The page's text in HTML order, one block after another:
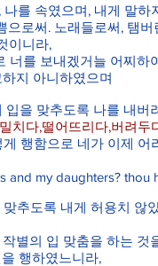
를 속였으며, 내게 말하
으로써. 노래들로써, 탬버
이니라,
너를 보내겠거늘 어찌하
지 아니하였으며
입을 맞추도록 나를 내버
치다,떨어뜨리다,버려두
게 행함으로 네가 이제 어
and my daughters? thou
추도록 내게 허용치 않
별의 입 맞춤을 하는 것
행하였느니라,